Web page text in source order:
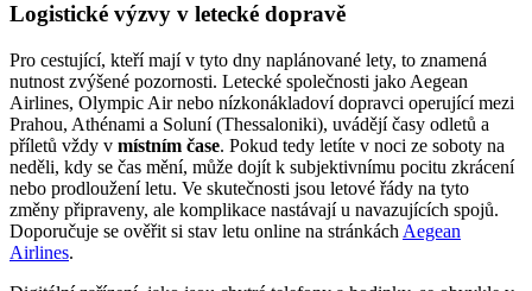
Logistické výzvy v letecké dopravě
Pro cestující, kteří mají v tyto dny naplánované lety, to znamená
nutnost zvýšené pozornosti. Letecké společnosti jako Aegean
Airlines, Olympic Air nebo nízkonákladoví dopravci operující mezi
Prahou, Athénami a Soluní (Thessaloniki), uvádějí časy odletů a
příletů vždy v místním čase. Pokud tedy letíte v noci ze soboty na
neděli, kdy se čas mění, může dojít k subjektivnímu pocitu zkrácení
nebo prodloužení letu. Ve skutečnosti jsou letové řády na tyto
změny připraveny, ale komplikace nastávají u navazujících spojů.
Doporučuje se ověřit si stav letu online na stránkách Aegean
Airlines.